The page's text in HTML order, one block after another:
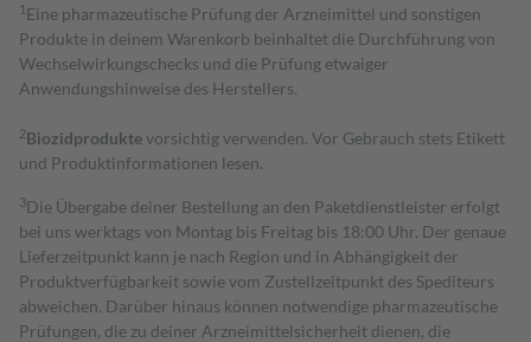
1 Eine pharmazeutische Prüfung der Arzneimittel und sonstigen
Produkte in deinem Warenkorb beinhaltet die Durchführung von
Wechselwirkungschecks und die Prüfung etwaiger
Anwendungshinweise des Herstellers.
2Biozidproduktevorsichtig verwenden. Vor Gebrauch stets Etikett
und Produktinformationen lesen.
3Die Übergabe deiner Bestellung an den Paketdienstleister erfolgt
bei uns werktags von Montag bis Freitag bis 18:00 Uhr. Der genaue
Lieferzeitpunkt kann je nach Region und in Abhängigkeit der
Produktverfügbarkeit sowie vom Zustellzeitpunkt des Spediteurs
abweichen. Darüber hinaus können notwendige pharmazeutische
Prüfungen, die zu deiner Arzneimittelsicherheit dienen, die